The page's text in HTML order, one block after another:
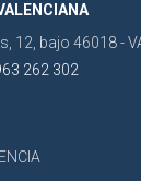
12, bajo 46018 -
262 302